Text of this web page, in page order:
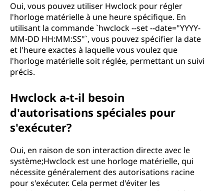
Oui, vous pouvez utiliser Hwclock pour régler
l'horloge matérielle à une heure spécifique. En
utilisant la commande `hwclock --set --date="YYYY-
MM-DD HH:MM:SS"`, vous pouvez spécifier la date
et l'heure exactes à laquelle vous voulez que
l'horloge matérielle soit réglée, permettant un suivi
précis.
Hwclock a-t-il besoin
d'autorisations spéciales pour
s'exécuter?
Oui, en raison de son interaction directe avec le
système;Hwclock est une horloge matérielle, qui
nécessite généralement des autorisations racine
pour s'exécuter. Cela permet d'éviter les